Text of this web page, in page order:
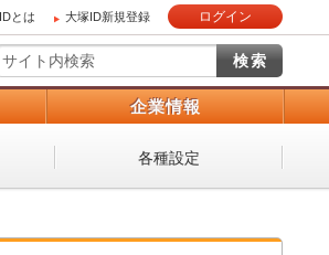
とは 大塚ID新規登録 ログイン
企業情報
各種設定